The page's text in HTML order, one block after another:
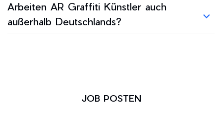
Arbeiten AR Graffiti Künstler auch
außerhalb Deutschlands?
JOB POSTEN